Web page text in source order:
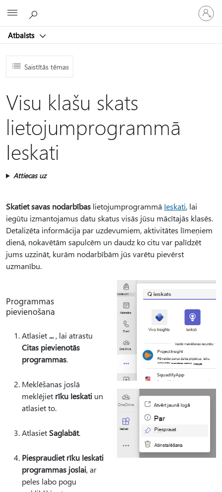
Atbalsts
savā
kontā
Saistītās tēmas
Visu klašu skats
lietojumprogrammā
Ieskati
Attiecas uz
Skatiet savas nodarbības lietojumprogrammā Ieskati, lai
iegūtu izmantojamus datu skatus visās jūsu mācītajās klasēs.
Detalizēta informācija par uzdevumiem, aktivitātes līmeņiem
dienā, nokavētām sapulcēm un daudz ko citu var palīdzēt
jums uzzināt, kurām nodarbībām jūs varētu pievērst
uzmanību.
Programmas
pievienošana
Atlasiet ..., lai atrastu
Citas pievienotās
programmas.
Meklēšanas joslā
meklējiet rīku Ieskati un
atlasiet to.
Atlasiet Saglabāt.
Piespraudiet rīku Ieskati
programmas joslai, ar
peles labo pogu